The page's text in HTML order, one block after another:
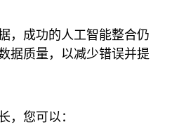
，成功的人工智能整合仍
据质量，以减少错误并提
，您可以：